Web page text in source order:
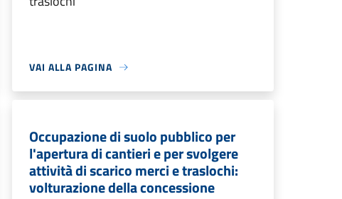
VAI ALLA PAGINA
Occupazione di suolo pubblico per
l'apertura di cantieri e per svolgere
attività di scarico merci e traslochi:
volturazione della concessione